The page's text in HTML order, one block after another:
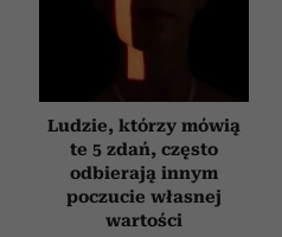
Ludzie, którzy mówią
te 5 zdań, często
odbierają innym
poczucie własnej
wartości